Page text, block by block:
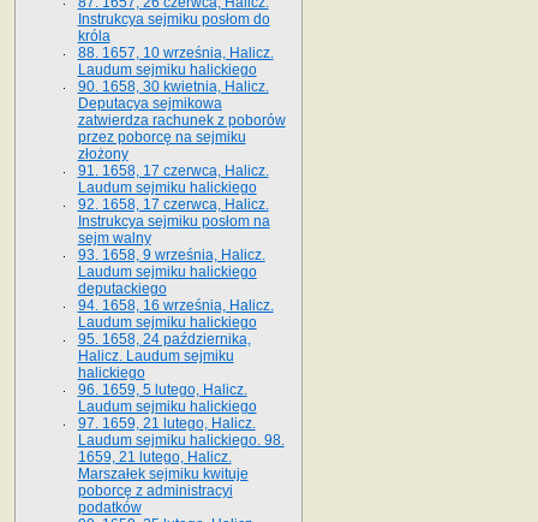
Instrukcya sejmiku posłom do
króla
88. 1657, 10 września, Halicz.
Laudum sejmiku halickiego
90. 1658, 30 kwietnia, Halicz.
Deputacya sejmikowa
zatwierdza rachunek z poborów
przez poborcę na sejmiku
złożony
91. 1658, 17 czerwca, Halicz.
Laudum sejmiku halickiego
92. 1658, 17 czerwca, Halicz.
Instrukcya sejmiku posłom na
sejm walny
93. 1658, 9 września, Halicz.
Laudum sejmiku halickiego
deputackiego
94. 1658, 16 września, Halicz.
Laudum sejmiku halickiego
95. 1658, 24 października,
Halicz. Laudum sejmiku
halickiego
96. 1659, 5 lutego, Halicz.
Laudum sejmiku halickiego
97. 1659, 21 lutego, Halicz.
Laudum sejmiku halickiego. 98.
1659, 21 lutego, Halicz.
Marszałek sejmiku kwituje
poborcę z administracyi
podatków